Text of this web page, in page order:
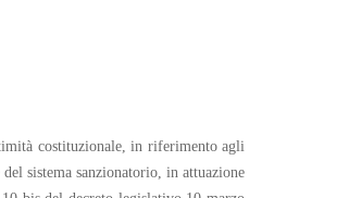
costituzionale, in riferimento agli
sistema sanzionatorio, in attuazione